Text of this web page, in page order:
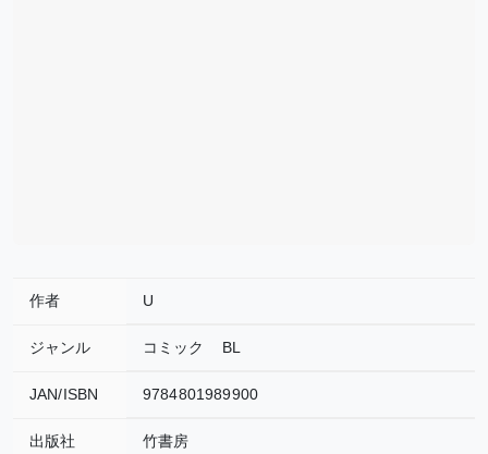
作者 U
ジャンル コミック BL
JAN/ISBN 9784801989900
出版社 竹書房